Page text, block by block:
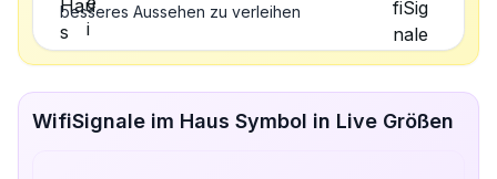
besseres Aussehen zu verleihen
WifiSignale im Haus Symbol in Live Größen